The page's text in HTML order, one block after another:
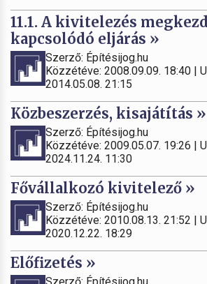
11.1. A kivitelezés
kapcsolódó eljárás »
Szerző: Építésijog.hu
Közzétéve: 2008.09.09. 18:40 |
2014.05.08. 21:15
Közbeszerzés, kisajátítás »
Szerző: Építésijog.hu
Közzétéve: 2009.05.07. 19:26 |
2024.11.24. 11:30
Fővállalkozó kivitelező »
Szerző: Építésijog.hu
Közzétéve: 2010.08.13. 21:52 |
2020.12.22. 18:29
Előfizetés »
Szerző: Építésijog.hu